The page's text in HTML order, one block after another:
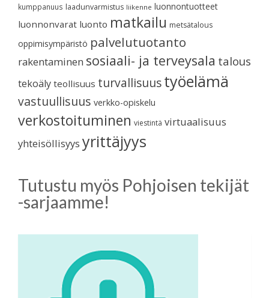
kumppanuus laadunvarmistus liikenne luonnontuotteet
luonnonvarat luonto matkailu metsätalous
oppimisympäristö palvelutuotanto
rakentaminen sosiaali- ja terveysala talous
tekoäly teollisuus turvallisuustyöelämä
vastuullisuus verkko-opiskelu
verkostoituminen viestintä virtuaalisuus
yhteisöllisyys yrittäjyys
Tutustu myös Pohjoisen tekijät
-sarjaamme!